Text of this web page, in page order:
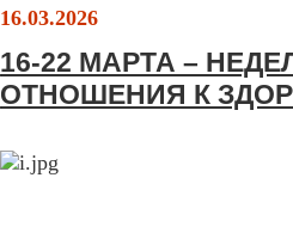
16.03.2026
16-22 МАРТА –
ОТНОШЕНИЯ К